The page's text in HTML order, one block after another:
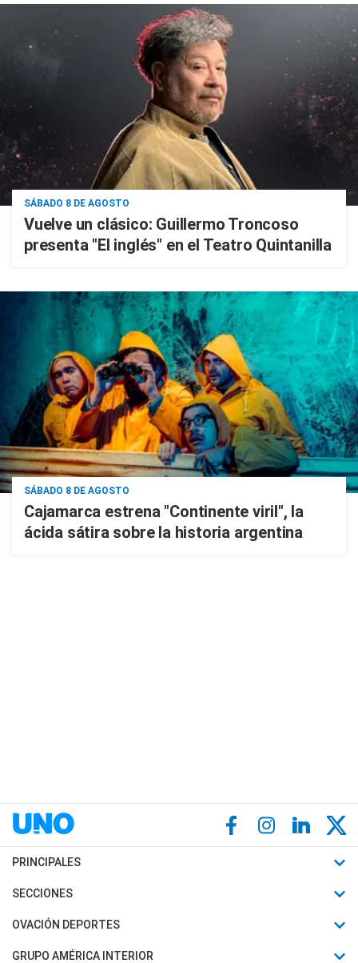
SÁBADO 8 DE AGOSTO
Vuelve un clásico: Guillermo Troncoso
presenta "El inglés" en el Teatro Quintanilla
SÁBADO 8 DE AGOSTO
Cajamarca estrena "Continente viril", la
ácida sátira sobre la historia argentina
PRINCIPALES
Últimas Noticias
Política
SECCIONES
Horóscopo
Motores
OVACIÓN DEPORTES
Fútbol
GRUPO AMÉRICA INTERIOR